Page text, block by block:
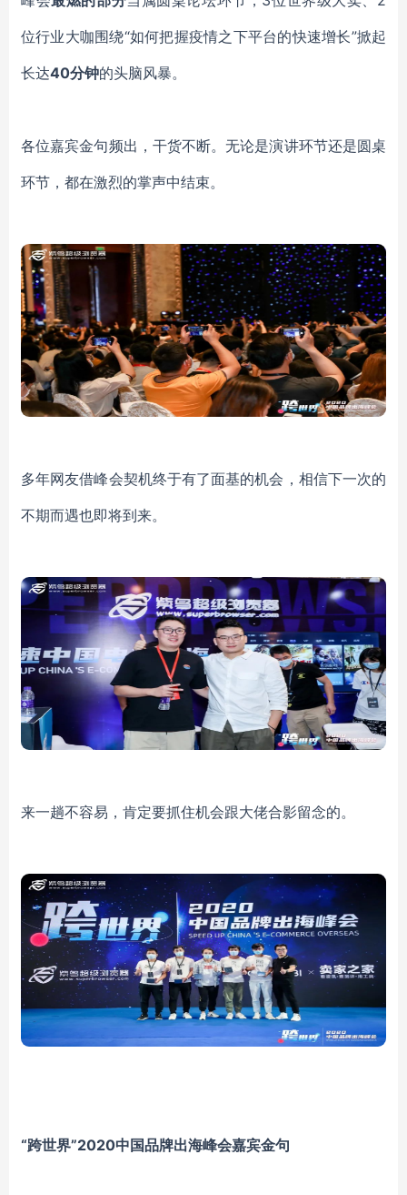
位行业大咖围绕“如何把握疫情之下平台的快速增长”掀起
长达40分钟的头脑风暴。
各位嘉宾金句频出，干货不断。无论是演讲环节还是圆桌
环节，都在激烈的掌声中结束。
多年网友借峰会契机终于有了面基的机会，相信下一次的
不期而遇也即将到来。
来一趟不容易，肯定要抓住机会跟大佬合影留念的。
“跨世界”2020中国品牌出海峰会嘉宾金句